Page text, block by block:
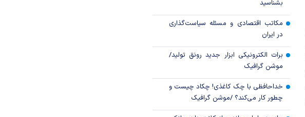
تولید
افزایش سپرده قانونی، سیاستی برای
مهار تورم
پیام مدیرعامل بانک توسعه تعاون به
مناسبت ۱۵ مرداد، سالروز تأسیس
بانک
بشناسید
مکاتب اقتصادی و مسئله سیاست‌گذاری
در ایران
برات الکترونیکی ابزار جدید رونق تولید/
موشن گرافیک
خداحافظی با چک کاغذی! چکاد چیست و
چطور کار می‌کند؟ /موشن گرافیک